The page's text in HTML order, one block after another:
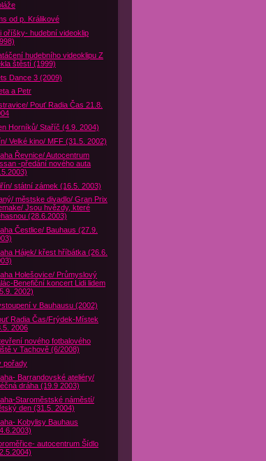
od p. Králikové
oříšky- hudební videoklip
hudebního videoklipu Z
štěstí (1999)
Dance 3 (2009)
a Petr
Pouť Radia Čas 21.8.
Horníků/ Staříč (4.9. 2004)
Velké kino/ MFF (31.5. 2002)
Řevnice/ Autocentrum
-předání nového auta
státní zámek (16.5. 2003)
městske divadlo/ Gran Prix
Jsou hvězdy, které
(28.6.2003)
Čestlice/ Bauhaus (27.9.
Hájek/ křest hříbátka (26.6.
Holešovice/ Průmyslový
Benefiční koncert Lidi lidem
2002)
v Bauhausu (2002)
Radia Čas/Frýdek-Místek
2006
nového fotbalového
v Tachově (6/2008)
pořady
Barrandovské ateliéry/
dráha (19.9 2003)
Staroměstské náměstí/
den (31.5. 2004)
Kobylisy Bauhaus
autocentrum Šídlo